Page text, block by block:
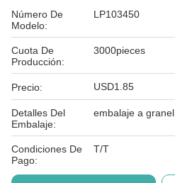
Número De
Modelo:
LP103450
Cuota De
Producción:
3000pieces
Precio: USD1.85
Detalles Del
Embalaje:
embalaje a granel
Condiciones De
Pago:
T/T